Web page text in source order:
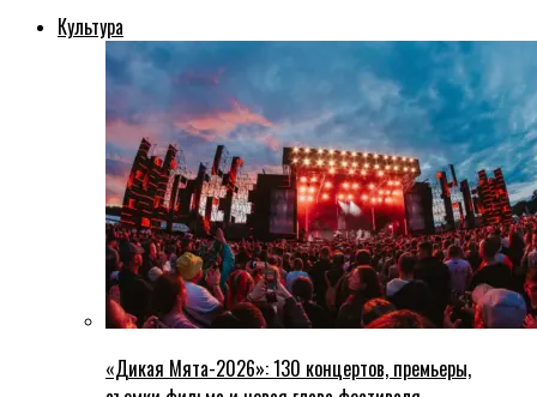
Культура
«Дикая Мята-2026»: 130 концертов, премьеры,